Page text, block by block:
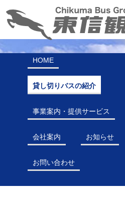
HOME
貸し切りバスの紹介
事業案内・提供サービス
会社案内 お知らせ
お問い合わせ